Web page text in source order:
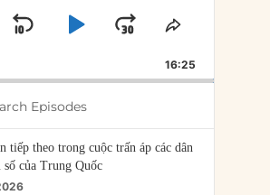
SKIP
BACKWARD
PLAYJUMP
FORWARD
SHARE
EPISODE
16:25
tiếp theo trong cuộc trấn áp các dân
số của Trung Quốc